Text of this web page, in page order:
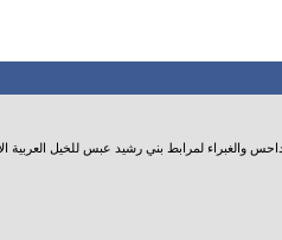
والغبراء لمرابط بني رشيد عبس للخيل العربية